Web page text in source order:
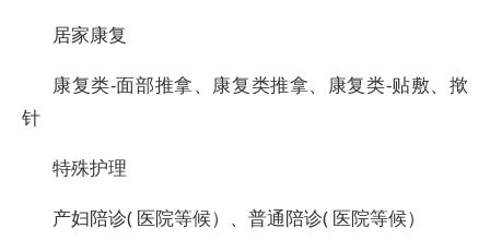
居家康复
康复类-面部推拿、康复类推拿、康复类-贴敷、揿
针
特殊护理
产妇陪诊( 医院等候）、普通陪诊( 医院等候）